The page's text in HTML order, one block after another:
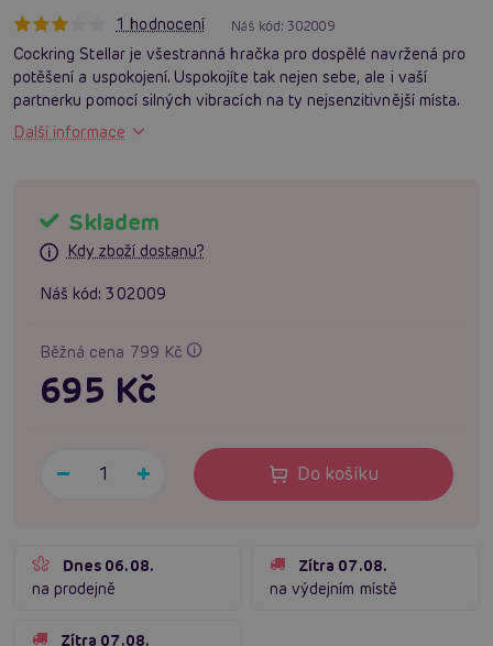
1 hodnocení Náš kód:302009
Cockring Stellar je všestranná hračka pro dospělé navržená pro
potěšení a uspokojení. Uspokojíte tak nejen sebe, ale i vaší
partnerku pomocí silných vibracích na ty nejsenzitivnější místa.
Další informace
Skladem
Kdy zboží dostanu?
Náš kód: 302009
Běžná cena 799 Kč
695 Kč
Do košíku
Dnes 06.08.
na prodejně
Zítra 07.08.
na výdejním místě
Zítra 07.08.